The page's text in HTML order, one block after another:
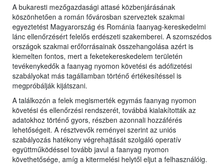
A bukaresti mezőgazdasági attasé közbenjárásának
köszönhetően a román fővárosban szerveztek szakmai
egyeztetést Magyarország és Románia faanyag-kereskedelmi
lánc ellenőrzésért felelős erdészeti szakemberei. A szomszédos
országok szakmai erőforrásainak összehangolása azért is
kiemelten fontos, mert a feketekereskedelem területén
tevékenykedők a faanyag nyomon követési és adófizetési
szabályokat más tagállamban történő értékesítéssel is
megpróbálják kijátszani.
A találkozón a felek megismerték egymás faanyag nyomon
követési és ellenőrzési rendszerét, továbbá kialakították az
adatokhoz történő gyors, részben azonnali hozzáférés
lehetőségeit. A résztvevők reményei szerint az uniós
szabályozás hatékony végrehajtását szolgáló operatív
együttműködéssel tovább javul a faanyag nyomon
követhetősége, amíg a kitermelési helytől eljut a felhasználóig.